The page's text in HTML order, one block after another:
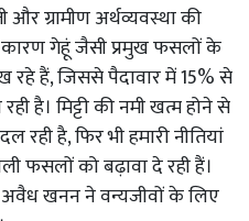
ग्रामीण अर्थव्यवस्था की
गेहूं जैसी प्रमुख फसलों के
रहे हैं, जिससे पैदावार में 15% से
है। मिट्टी की नमी खत्म होने से
है, फिर भी हमारी नीतियां
फसलों को बढ़ावा दे रही हैं।
खनन ने वन्यजीवों के लिए